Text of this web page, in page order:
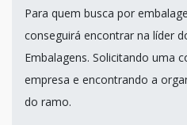
Para quem busca por
conseguirá encontrar na líder
Embalagens. Solicitando uma
empresa e encontrando a
do ramo.